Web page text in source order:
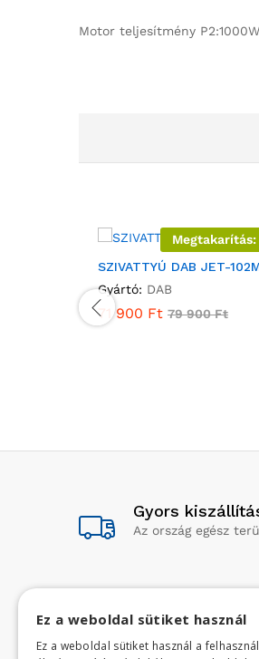
Motor teljesítmény
Megtakarítás:
SZIVATTYÚ DAB JET-
Gyártó: DAB
71 900 Ft 79 900Ft
Gyors
Az ország egész
Rólunk
Ez a weboldal sütiket használ
Ez a weboldal sütiket használ a